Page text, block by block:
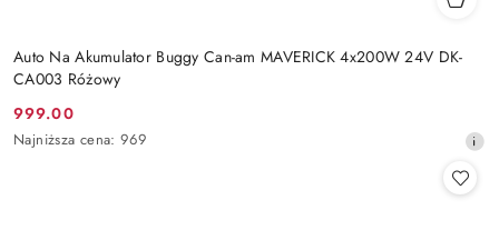
Auto Na Akumulator Buggy Can-am MAVERICK 4x200W 24V DK-
CA003 Różowy
Cena
promocyjna:
999.00
Najniższa
Najniższa cena: 969